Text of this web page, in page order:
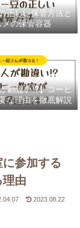
正しい保管方法と
メの保管容器
勘違い!?】コーヒ
な理由を徹底解説
に参加する
理由
2023.08.22